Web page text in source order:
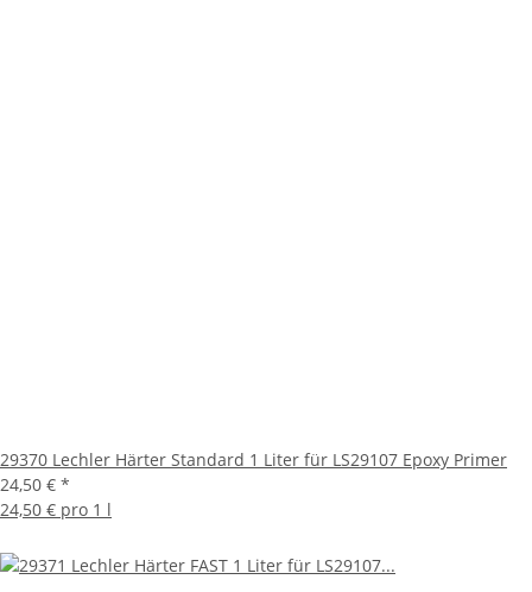
29370 Lechler Härter Standard 1 Liter für LS29107 Epoxy Primer
24,50 € *
24,50 € pro 1 l